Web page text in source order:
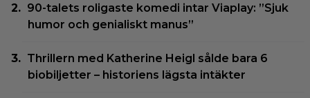
90-talets roligaste komedi intar Viaplay: ”Sjuk
humor och genialiskt manus”
Thrillern med Katherine Heigl sålde bara 6
biobiljetter – historiens lägsta intäkter